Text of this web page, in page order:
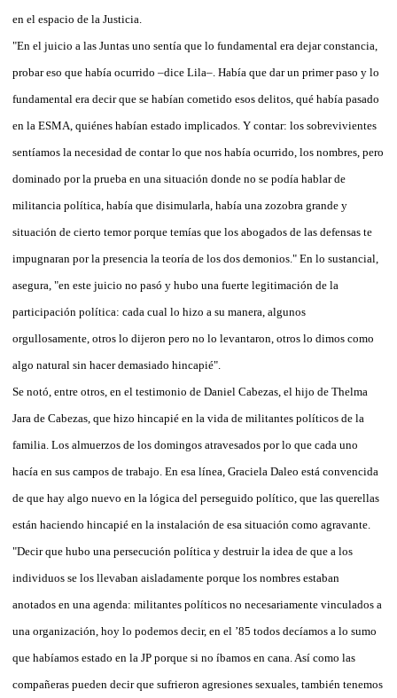
en el espacio de la Justicia.
"En el juicio a las Juntas uno sentía que lo fundamental era dejar constancia,
probar eso que había ocurrido –dice Lila–. Había que dar un primer paso y lo
fundamental era decir que se habían cometido esos delitos, qué había pasado
en la ESMA, quiénes habían estado implicados. Y contar: los sobrevivientes
sentíamos la necesidad de contar lo que nos había ocurrido, los nombres, pero
dominado por la prueba en una situación donde no se podía hablar de
militancia política, había que disimularla, había una zozobra grande y
situación de cierto temor porque temías que los abogados de las defensas te
impugnaran por la presencia la teoría de los dos demonios." En lo sustancial,
asegura, "en este juicio no pasó y hubo una fuerte legitimación de la
participación política: cada cual lo hizo a su manera, algunos
orgullosamente, otros lo dijeron pero no lo levantaron, otros lo dimos como
algo natural sin hacer demasiado hincapié".
Se notó, entre otros, en el testimonio de Daniel Cabezas, el hijo de Thelma
Jara de Cabezas, que hizo hincapié en la vida de militantes políticos de la
familia. Los almuerzos de los domingos atravesados por lo que cada uno
hacía en sus campos de trabajo. En esa línea, Graciela Daleo está convencida
de que hay algo nuevo en la lógica del perseguido político, que las querellas
están haciendo hincapié en la instalación de esa situación como agravante.
"Decir que hubo una persecución política y destruir la idea de que a los
individuos se los llevaban aisladamente porque los nombres estaban
anotados en una agenda: militantes políticos no necesariamente vinculados a
una organización, hoy lo podemos decir, en el ’85 todos decíamos a lo sumo
que habíamos estado en la JP porque si no íbamos en cana. Así como las
compañeras pueden decir que sufrieron agresiones sexuales, también tenemos